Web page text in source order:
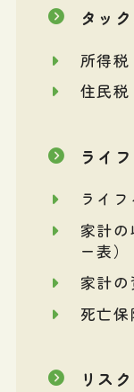
タッ
所得税
住民税
ライ
ライ
家計
ー表）
家計
死亡
リス